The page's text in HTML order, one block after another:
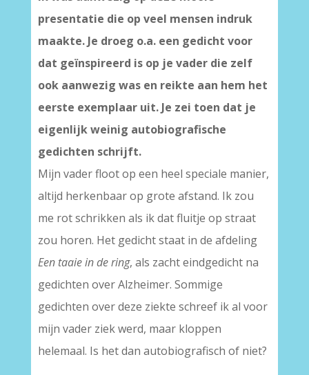
presentatie die op veel mensen indruk
maakte. Je droeg o.a. een gedicht voor
dat geïnspireerd is op je vader die zelf
ook aanwezig was en reikte aan hem het
eerste exemplaar uit. Je zei toen dat je
eigenlijk weinig autobiografische
gedichten schrijft.
Mijn vader floot op een heel speciale manier,
altijd herkenbaar op grote afstand. Ik zou
me rot schrikken als ik dat fluitje op straat
zou horen. Het gedicht staat in de afdeling
Een taaie in de ring, als zacht eindgedicht na
gedichten over Alzheimer. Sommige
gedichten over deze ziekte schreef ik al voor
mijn vader ziek werd, maar kloppen
helemaal. Is het dan autobiografisch of niet?